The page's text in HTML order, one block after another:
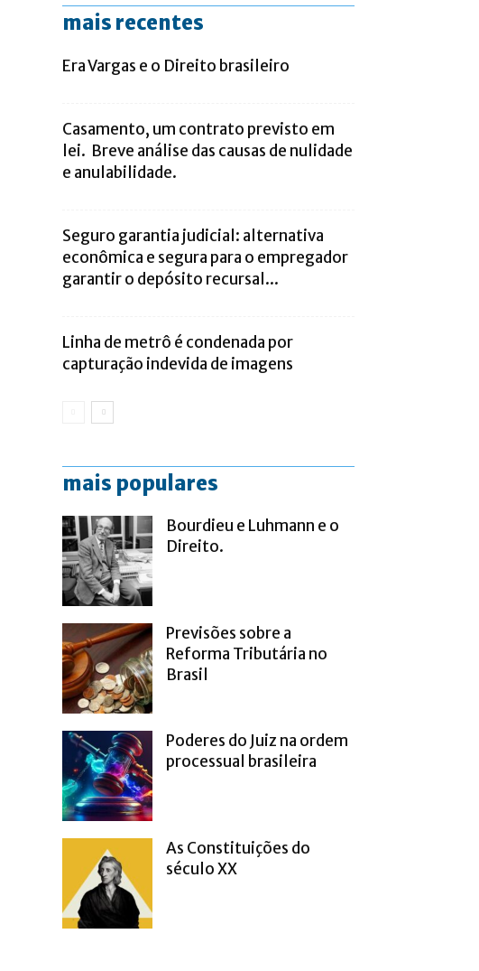
mais recentes
Era Vargas e o Direito brasileiro
Casamento, um contrato previsto em
lei. Breve análise das causas de nulidade
e anulabilidade.
Seguro garantia judicial: alternativa
econômica e segura para o empregador
garantir o depósito recursal...
Linha de metrô é condenada por
capturação indevida de imagens
mais populares
Bourdieu e Luhmann e o
Direito.
Previsões sobre a
Reforma Tributária no
Brasil
Poderes do Juiz na ordem
processual brasileira
As Constituições do
século XX